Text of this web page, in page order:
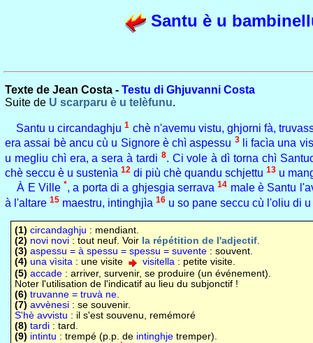
Santu è u
Texte de Jean Costa - Testu di Ghjuvanni Costa
Suite de U scarparu è u telèfunu.
Santu u circandaghju1 chè n'avemu vistu, ghjorni fà,
era assai bè ancu cù u Signore è chì aspessu 3li facìa una
u megliu chì era, a sera à tardi 8. Ci vole à dì torna chì
chè seccu è u sustenìa 12 di più chè quandu schjettu 13 u
À E Ville *, a porta di a ghjesgia serrava14 male è Santu
à l'altare 15 maestru, intinghjìa 16 u so pane seccu cù l'oliu di
(1) circandaghju : mendiant.
(2) novi novi: tout neuf. Voir la répétition de l'adjectif.
(3) aspessu = à spessu = spessu = suvente: souvent.
(4) una vìsita: une visite visitella: petite visite.
(5) accade: arriver, survenir, se produire (un événement).
Noter l'utilisation de l'indicatif au lieu du subjonctif !
(6) truvanne = truvà ne.
(7) avvènesi: se souvenir.
S'hè avvistu : il s'est souvenu, remémoré
(8) tardi: tard.
(9) intintu : trempé (p.p. de intinghjetremper).